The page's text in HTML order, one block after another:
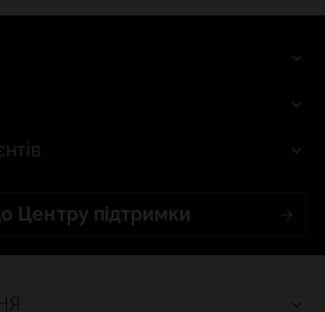
Центру підтримки